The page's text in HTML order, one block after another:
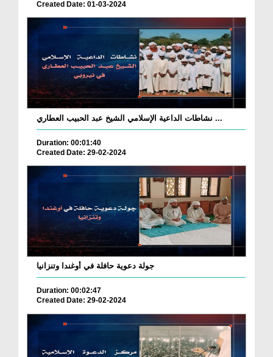
Created Date: 01-03-2024
نشاطات الداعية الإسلامي الشيخ عبد الحبيب العطاري ...
Duration: 00:01:40
Created Date: 29-02-2024
جولة دعوية حافلة في أوغندا وتنزانيا
Duration: 00:02:47
Created Date: 29-02-2024